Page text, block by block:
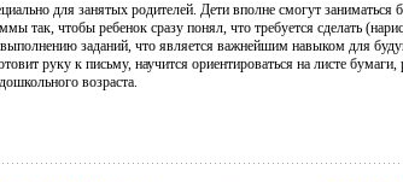
для занятых родителей. Дети вполне смогут
так, чтобы ребенок сразу понял, что требуется сделать
заданий, что является важнейшим навыком для
руку к письму, научится ориентироваться на листе
возраста.